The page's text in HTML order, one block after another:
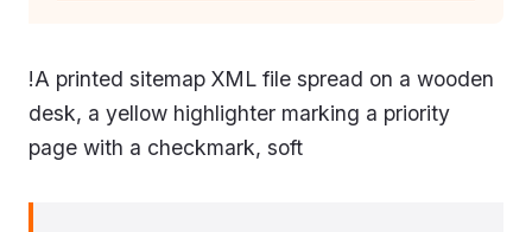
!A printed sitemap XML file spread on a wooden
desk, a yellow highlighter marking a priority
page with a checkmark, soft